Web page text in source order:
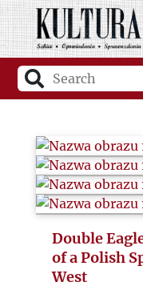
Double
of a Polish
West